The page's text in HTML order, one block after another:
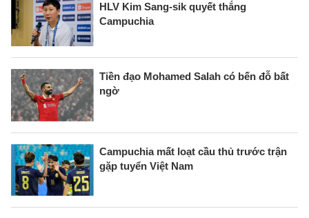
HLV Kim Sang-sik quyết thắng
Campuchia
Tiền đạo Mohamed Salah có bến đỗ bất
ngờ
Campuchia mất loạt cầu thủ trước trận
gặp tuyển Việt Nam